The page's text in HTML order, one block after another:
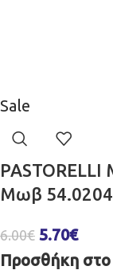
Sale
PASTORELLI
Μωβ
6.00€ 5.70€
Προσθήκη στο